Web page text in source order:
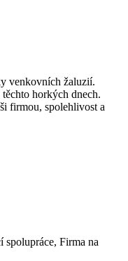
venkovních žaluzií.
horkých dnech.
firmou, spolehlivost a
Firma na